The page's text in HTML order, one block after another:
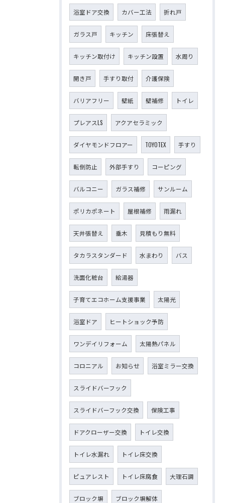
浴室ドア交換 カバー工法 折れ戸
ガラス戸 キッチン 床張替え
キッチン取付け キッチン設置 水周り
開き戸 手すり取付 介護保険
バリアフリー 壁紙 壁補修 トイレ
プレアスLS アクアセラミック
ダイヤモンドフロアー TOYOTEX 手すり
転倒防止 外部手すり コーピング
バルコニー ガラス補修 サンルーム
ポリカポネート 屋根補修 雨漏れ
天井張替え 垂木 見積もり無料
タカラスタンダード 水まわり バス
洗面化粧台 給湯器
子育てエコホーム支援事業 太陽光
浴室ドア ヒートショック予防
ワンデイリフォーム 太陽熱パネル
コロニアル お知らせ 浴室ミラー交換
スライドバーフック
スライドバーフック交換 保険工事
ドアクローザー交換 トイレ交換
トイレ水漏れ トイレ床交換
ピュアレスト トイレ床腐食 大理石調
ブロック塀 ブロック塀解体